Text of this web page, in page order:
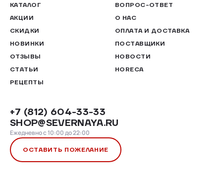
КАТАЛОГ
АКЦИИ
СКИДКИ
НОВИНКИ
ОТЗЫВЫ
СТАТЬИ
РЕЦЕПТЫ
ВОПРОС-ОТВЕТ
О НАС
ОПЛАТА И ДОСТАВКА
ПОСТАВЩИКИ
НОВОСТИ
HORECA
+7 (812) 604-33-33
SHOP@SEVERNAYA.RU
Ежедневно с 10:00 до 22:00
ОСТАВИТЬ ПОЖЕЛАНИЕ